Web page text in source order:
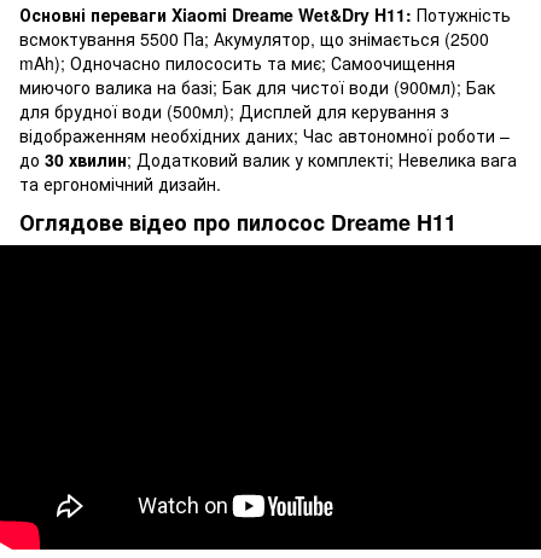
Основні переваги Xiaomi Dreame Wet&Dry H11: Потужність
всмоктування 5500 Па; Акумулятор, що знімається (2500
mAh); Одночасно пилососить та миє; Самоочищення
миючого валика на базі; Бак для чистої води (900мл); Бак
для брудної води (500мл); Дисплей для керування з
відображенням необхідних даних; Час автономної роботи –
до 30 хвилин; Додатковий валик у комплекті; Невелика вага
та ергономічний дизайн.
Оглядове відео про пилосос Dreame H11